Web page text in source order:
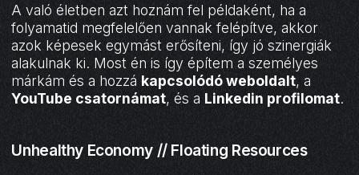
A való életben azt hoznám fel példaként, ha a
folyamatid megfelelően vannak felépítve, akkor
azok képesek egymást erősíteni, így jó szinergiák
alakulnak ki. Most én is így építem a személyes
márkám és a hozzá kapcsolódó weboldalt, a
YouTube csatornámat, és a Linkedin profilomat.
Unhealthy Economy // Floating Resources